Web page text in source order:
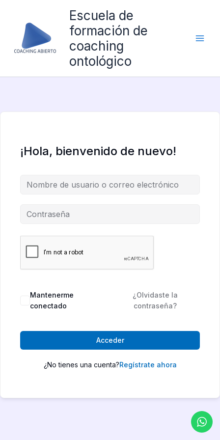
contenido
Escuela de
formación de
coaching
ontológico
¡Hola, bienvenido de nuevo!
Mantenerme
conectado
¿Olvidaste la
contraseña?
Acceder
¿No tienes una cuenta?Regístrate ahora